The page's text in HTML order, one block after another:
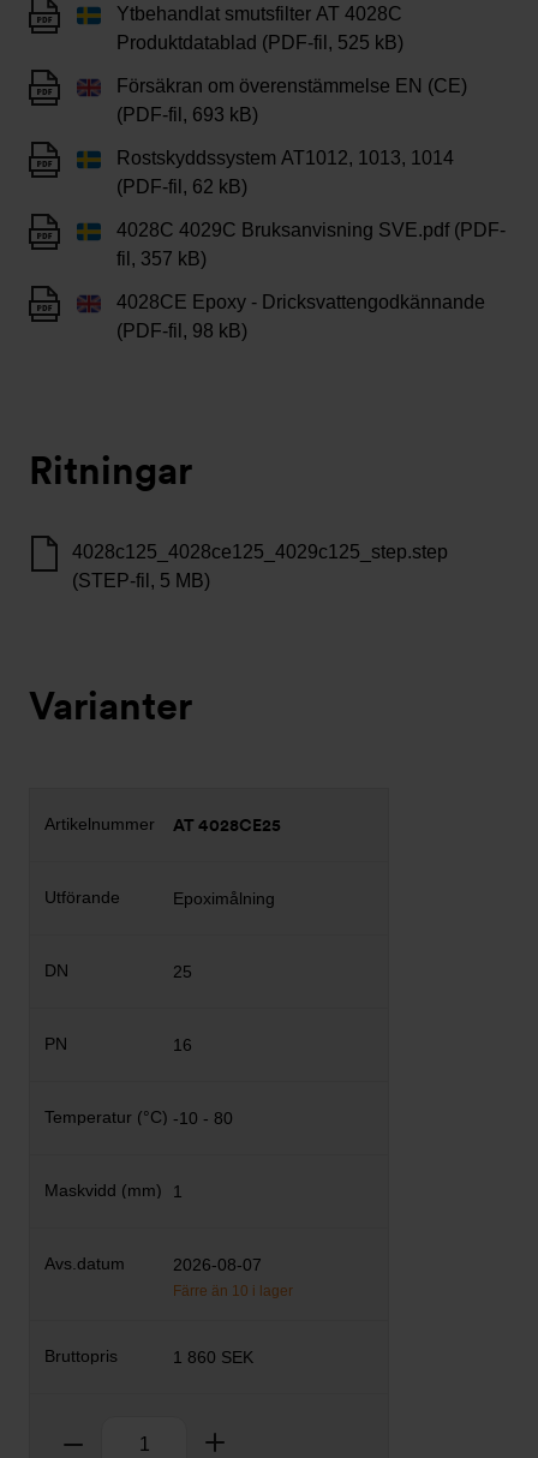
Ytbehandlat smutsfilter AT 4028C
Produktdatablad (PDF-fil, 525 kB)
Försäkran om överenstämmelse EN (CE)
(PDF-fil, 693 kB)
Rostskyddssystem AT1012, 1013, 1014
(PDF-fil, 62 kB)
4028C 4029C Bruksanvisning SVE.pdf (PDF-
fil, 357 kB)
4028CE Epoxy - Dricksvattengodkännande
(PDF-fil, 98 kB)
Ritningar
4028c125_4028ce125_4029c125_step.step
(STEP-fil, 5 MB)
Varianter
AT 4028CE25
Epoximålning
25
16
-10 - 80
1
2026-08-07
Färre än 10 i lager
1 860 SEK
Ta bort